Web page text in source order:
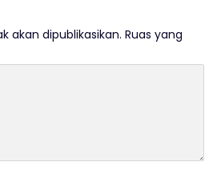
akan dipublikasikan. Ruas yang